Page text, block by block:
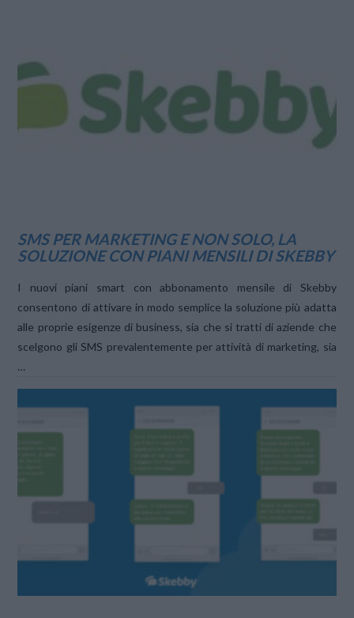
VIEW POST
SMS PER MARKETING E NON SOLO, LA
SOLUZIONE CON PIANI MENSILI DI SKEBBY
I nuovi piani smart con abbonamento mensile di Skebby
consentono di attivare in modo semplice la soluzione più adatta
alle proprie esigenze di business, sia che si tratti di aziende che
scelgono gli SMS prevalentemente per attività di marketing, sia
…